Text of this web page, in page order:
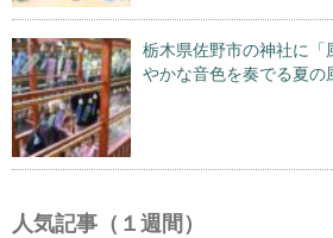
栃木県佐野市の神社に
やかな音色を奏でる夏の
人気記事（１週間）